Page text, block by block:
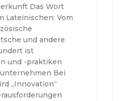
Das Wort
Lateinischen: Vom
und andere
ist
und -praktiken
Bei
„Innovation“